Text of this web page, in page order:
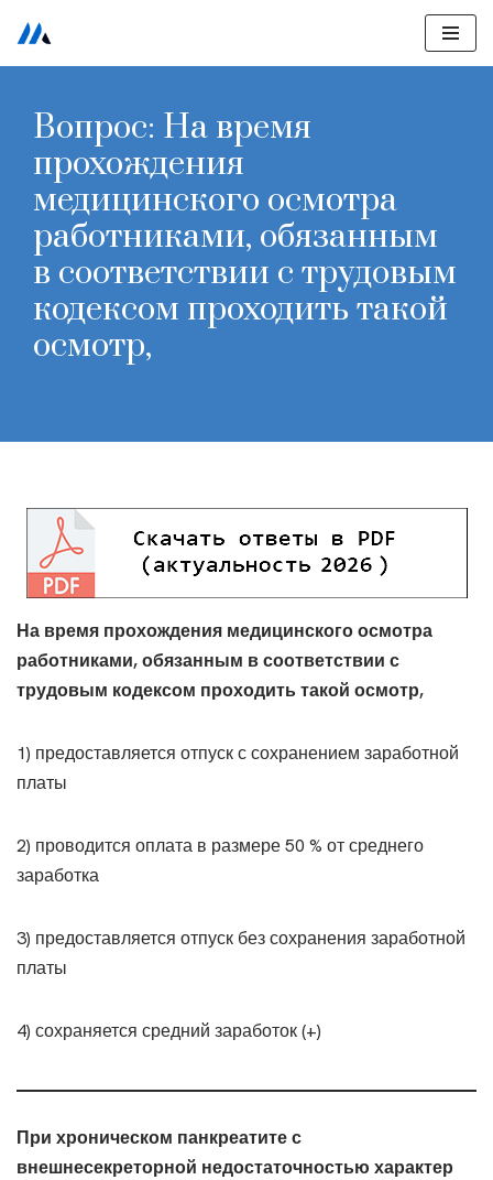
Перейти
содержимому
Вопрос: На время
прохождения
медицинского осмотра
работниками, обязанным
в соответствии с трудовым
кодексом проходить такой
осмотр,
На время прохождения медицинского осмотра
работниками, обязанным в соответствии с
трудовым кодексом проходить такой осмотр,
1) предоставляется отпуск с сохранением заработной
платы
2) проводится оплата в размере 50 % от среднего
заработка
3) предоставляется отпуск без сохранения заработной
платы
4) сохраняется средний заработок (+)
При хроническом панкреатите с
внешнесекреторной недостаточностью характер